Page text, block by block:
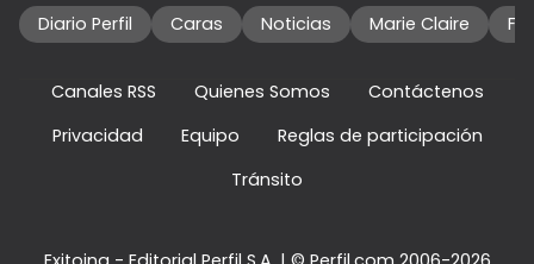
Diario Perfil Caras Noticias Marie Claire
Canales RSS Quienes Somos
Contáctenos
Privacidad
Equipo
Reglas de participación
Tránsito